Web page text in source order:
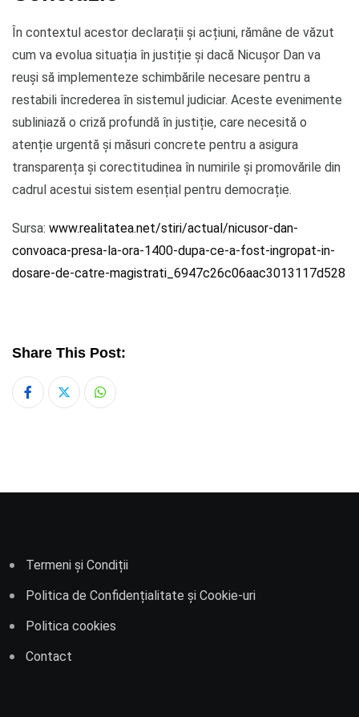
În contextul acestor declarații și acțiuni, rămâne de văzut
cum va evolua situația în justiție și dacă Nicușor Dan va
reuși să implementeze schimbările necesare pentru a
restabili încrederea în sistemul judiciar. Aceste evenimente
subliniază o criză profundă în justiție, care necesită o
atenție urgentă și măsuri concrete pentru a asigura
transparența și corectitudinea în numirile și promovările din
cadrul acestui sistem esențial pentru democrație.
Sursa: www.realitatea.net/stiri/actual/nicusor-dan-
convoaca-presa-la-ora-1400-dupa-ce-a-fost-ingropat-in-
dosare-de-catre-magistrati_6947c26c06aac3013117d528
Share This Post:
Whatsapp
Termeni și Condiții
Politica de Confidențialitate și Cookie-uri
Politica cookies
Contact